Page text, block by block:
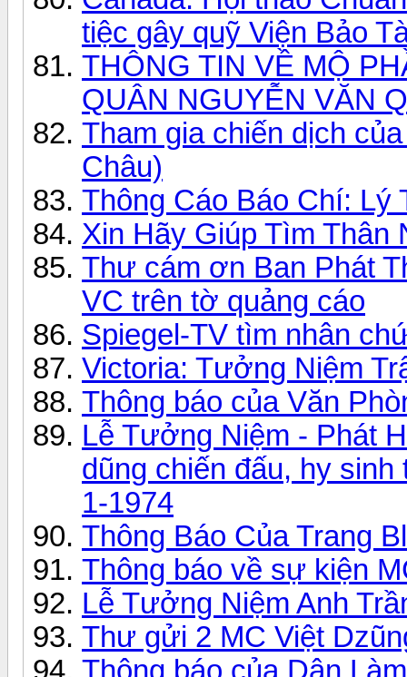
tiệc gây quỹ Viện Bảo
THÔNG TIN VỀ MỘ
QUÂN NGUYỄN VĂN
Tham gia chiến dịch
Châu)
Thông Cáo Báo Chí:
Xin Hãy Giúp Tìm Thân
Thư cám ơn Ban Phát
VC trên tờ quảng cáo
Spiegel-TV tìm nhân
Victoria: Tưởng Niệm
Thông báo của Văn
Lễ Tưởng Niệm - Phát
dũng chiến đấu, hy
1-1974
Thông Báo Của Trang
Thông báo về sự kiện
Lễ Tưởng Niệm Anh
Thư gửi 2 MC Việt
Thông báo của Dân